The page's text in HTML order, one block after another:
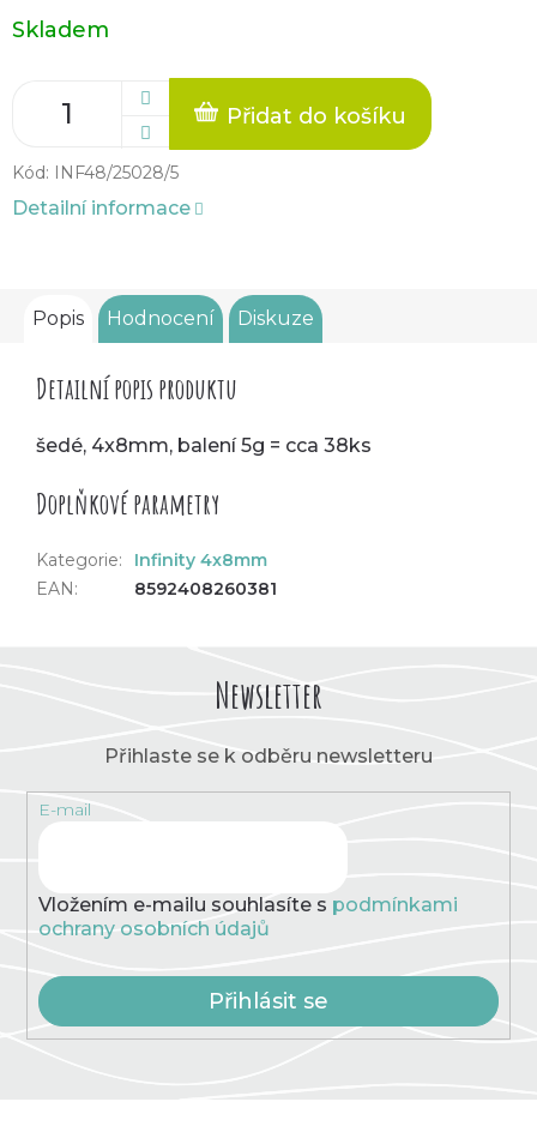
Měrná
cena:
Skladem
Přidat do košíku
Kód: INF48/25028/5
Detailní informace
Popis Hodnocení Diskuze
Detailní popis produktu
šedé, 4x8mm, balení 5g = cca 38ks
Doplňkové parametry
Kategorie:
Infinity 4x8mm
EAN: 8592408260381
Newsletter
Přihlaste se k odběru newsletteru
E-mail
Vložením e-mailu souhlasíte s podmínkami
ochrany osobních údajů
Přihlásit se